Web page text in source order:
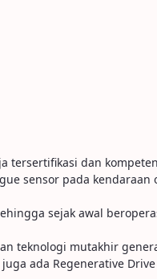
tersertifikasi dan
sensor pada kendaraan
sejak awal
teknologi mutakhir
ada Regenerative Drive